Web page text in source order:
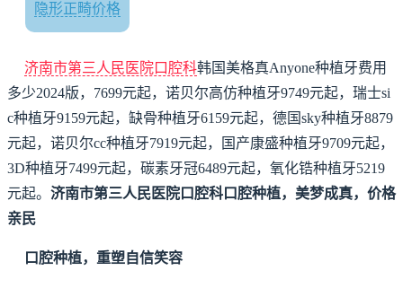
隐形正畸价格
济南市第三人民医院口腔科韩国美格真Anyone种植牙费用
多少2024版，7699元起，诺贝尔高仿种植牙9749元起，瑞士si
c种植牙9159元起，缺骨种植牙6159元起，德国sky种植牙8879
元起，诺贝尔cc种植牙7919元起，国产康盛种植牙9709元起，
3D种植牙7499元起，碳素牙冠6489元起，氧化锆种植牙5219
元起。 济南市第三人民医院口腔科口腔种植，美梦成真，价格
亲民
口腔种植，重塑自信笑容